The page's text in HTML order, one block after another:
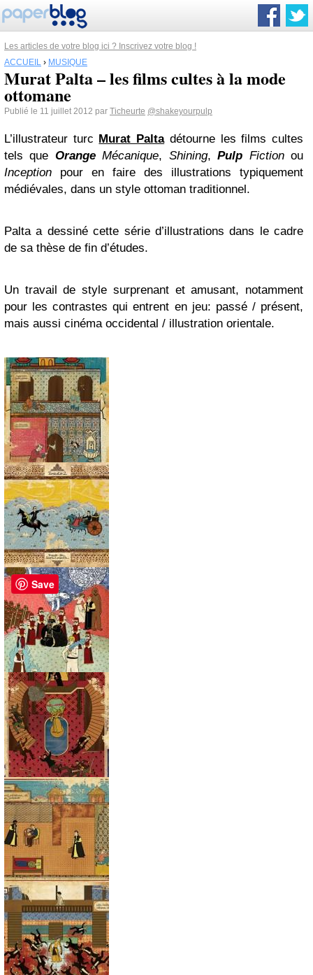
Les articles de votre blog ici ? Inscrivez votre blog !
ACCUEIL › MUSIQUE
Murat Palta – les films cultes à la mode
ottomane
Publié le 11 juillet 2012 par Ticheurte @shakeyourpulp
L’illustrateur turc Murat Paltadétourne les films cultes
tels que OrangeMécanique, Shining,Pulp Fictionou
Inception pour en faire des illustrations typiquement
médiévales, dans un style ottoman traditionnel.
Palta a dessiné cette série d’illustrations dans le cadre
de sa thèse de fin d’études.
Un travail de style surprenant et amusant, notamment
pour les contrastes qui entrent en jeu: passé / présent,
mais aussi cinéma occidental / illustration orientale.
Save